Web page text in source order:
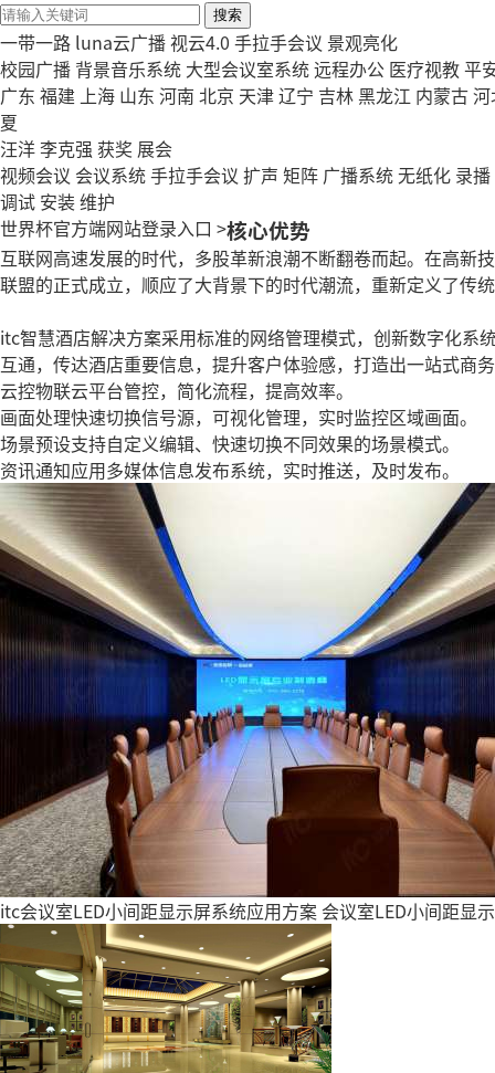
搜索
一带一路 luna云广播 视云4.0 手拉手会议 景观亮化
校园广播 背景音乐系统 大型会议室系统远程办公 医疗视教平
广东 福建 上海 山东 河南 北京 天津辽宁 吉林黑龙江 内蒙古
夏
汪洋李克强 获奖 展会
视频会议 会议系统手拉手会议 扩声 矩阵 广播系统无纸化 录播
调试 安装维护
世界杯官方端网站登录入口 >核心优势
互联网高速发展的时代，多股革新浪潮不断翻卷而起。在高新
联盟的正式成立，顺应了大背景下的时代潮流，重新定义了传
itc智慧酒店解决方案采用标准的网络管理模式，创新数字化系
互通，传达酒店重要信息，提升客户体验感，打造出一站式商
云控物联云平台管控，简化流程，提高效率。
画面处理快速切换信号源，可视化管理，实时监控区域画面。
场景预设支持自定义编辑、快速切换不同效果的场景模式。
资讯通知应用多媒体信息发布系统，实时推送，及时发布。
itc会议室LED小间距显示屏系统应用方案 会议室LED小间距显